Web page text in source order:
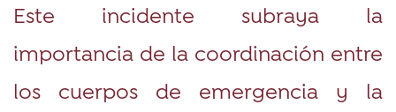
Este incidente subraya la
importancia de la coordinación entre
los cuerpos de emergencia y la